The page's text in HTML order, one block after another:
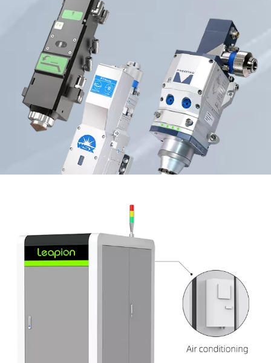
RAYTOOLS / WSX / PRECITEC
Protección múltiple
3 lentes de protección, protección altamente efectiva de
la lente de enfoque de colimación.Refrigeración por agua
óptica de 2 vías, que extiende efectivamente el tiempo de
trabajo continuo.
Varias marcas de cabezales láser están disponibles
Podemos proporcionar todos los cabezales láser de alta
calidad. Ha sido probado por nosotros durante mucho
tiempo.Empower/WSX/PRECITEC todos nuestros socios
Alta precisión